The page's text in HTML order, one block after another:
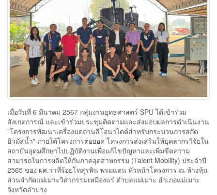
เมื่อวันที่ 6 มีนาคม 2567 กลุ่มงานยุทธศาสตร์ SPU ได้เข้าร่วม
สังเกตการณ์ และเข้าร่วมประชุมติดตามและส่งมอบผลการดำเนินงาน
"โครงการพัฒนาเครื่องบดถ่านลีโอนาไดต์สำหรับกระบวนการสกัด
ฮิวมัสน้ำ" ภายใต้โครงการต่อยอด โครงการส่งเสริมให้บุคลากรวิจัยใน
สถาบันอุดมศึกษาไปปฏิบัติงานเพื่อแก้ไขปัญหาและเพิ่มขีดความ
สามารถในการผลิตให้กับภาคอุตสาหกรรม (Talent Mobility) ประจำปี
2565 ของ ผศ.ว่าที่ร้อยโทสุรพิน พรมแดน หัวหน้าโครงการ ณ ห้างหุ้น
ส่วนจำกัดแม่เมาะวิศวกรรมเหมืองแร่ ตำบลแม่เมาะ อำเภอแม่เมาะ
จังหวัดลำปาง